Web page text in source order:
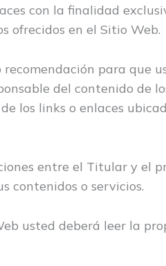
con la finalidad
ofrecidos en el Sitio Web.
para que
del contenido de
los links o enlaces
entre el Titular y el
contenidos o servicios.
usted deberá leer la